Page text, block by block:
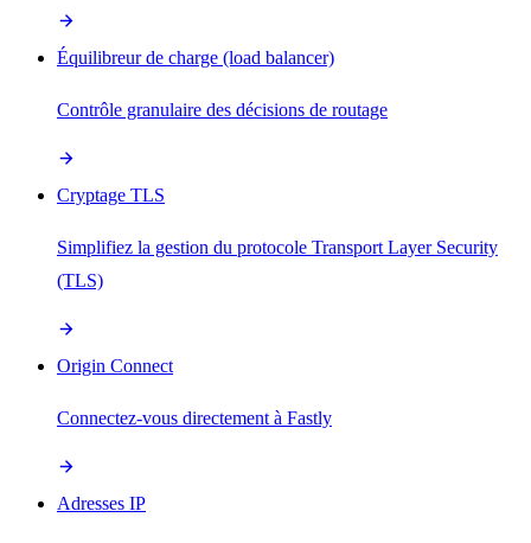
Équilibreur de charge (load balancer)
Contrôle granulaire des décisions de routage
Cryptage TLS
Simplifiez la gestion du protocole Transport Layer Security
(TLS)
Origin Connect
Connectez-vous directement à Fastly
Adresses IP